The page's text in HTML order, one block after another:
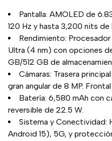
Pantalla: AMOLED de
120 Hz y hasta 3,200 nits de
Rendimiento:
Ultra (4 nm) con opciones
GB/512 GB de
Cámaras: Trasera
gran angular de 8 MP.
Batería: 6,580 mAh con
reversible de 22.5 W.
Sistema y Conectividad:
Android 15), 5G, y